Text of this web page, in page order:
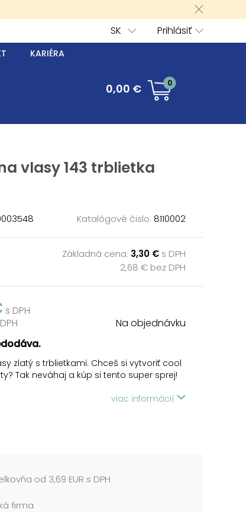
Prihlásiť
SK
KARIÉRA
0,00 € 0
vlasy 143 trblietka
Katalógové čislo: 8110002
Základná cena: 3,30 € s DPH
2,68 € bez DPH
s DPH
Na objednávku
zlatý s trblietkami. Chceš si vytvoriť cool
Tak neváhaj a kúp si tento super sprej!
dobre zmývateľná šampónom a vodou,
je za 1 ks....
viac informácií
od 3,69 EUR s DPH
firma